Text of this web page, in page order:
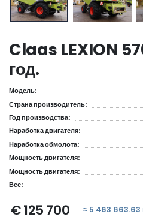
Claas LEXION
год.
Модель:
Страна производитель:
Год производства:
Наработка двигателя:
Наработка обмолота:
Мощность двигателя:
Мощность двигателя:
Вес:
€ 125 700 ≈ 5 463 663.63